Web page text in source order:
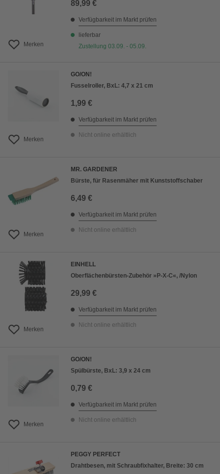
Merken
89,99 €
Verfügbarkeit im Markt prüfen
lieferbar
Zustellung 03.09. - 05.09.
Merken
GO/ON!
Fusselroller, BxL: 4,7 x 21 cm
1,99 €
Verfügbarkeit im Markt prüfen
Nicht online erhältlich
Merken
MR. GARDENER
Bürste, für Rasenmäher mit Kunststoffschaber
6,49 €
Verfügbarkeit im Markt prüfen
Nicht online erhältlich
Merken
EINHELL
Oberflächenbürsten-Zubehör »P-X-C«, /Nylon
29,99 €
Verfügbarkeit im Markt prüfen
Nicht online erhältlich
Merken
GO/ON!
Spülbürste, BxL: 3,9 x 24 cm
0,79 €
Verfügbarkeit im Markt prüfen
Nicht online erhältlich
PEGGY PERFECT
Drahtbesen, mit Schraubfixhalter, Breite: 30 cm